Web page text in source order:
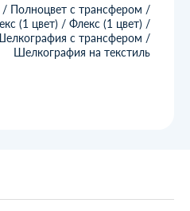
Полноцвет с трансфером /
(1 цвет) / Флекс (1 цвет) /
с трансфером /
Шелкография на текстиль